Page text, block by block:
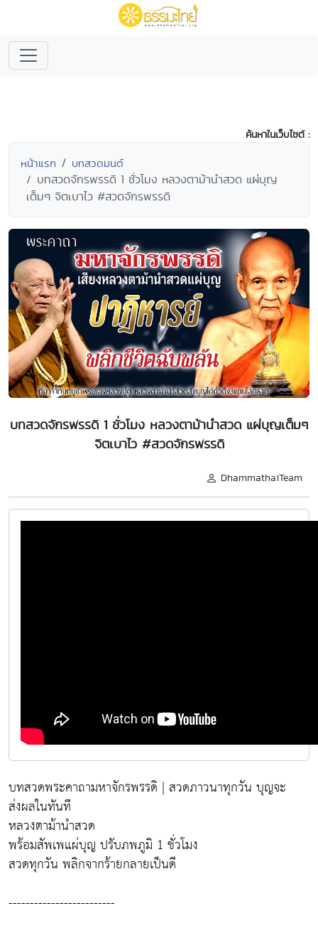
ค้นหาในเว็บไซต์ :
หน้าแรก บทสวดมนต์
บทสวดจักรพรรดิ 1 ชั่วโมง หลวงตาม้านำสวด แผ่บุญ
เต็มๆ จิตเบาไว #สวดจักรพรรดิ
บทสวดจักรพรรดิ 1 ชั่วโมง หลวงตาม้านำสวด แผ่บุญเต็มๆ
จิตเบาไว #สวดจักรพรรดิ
DhammathaiTeam
บทสวดพระคาถามหาจักรพรรดิ | สวดภาวนาทุกวัน บุญจะ
ส่งผลในทันที
หลวงตาม้านำสวด
พร้อมสัพเพแผ่บุญ ปรับภพภูมิ 1 ชั่วโมง
สวดทุกวัน พลิกจากร้ายกลายเป็นดี
-------------------------